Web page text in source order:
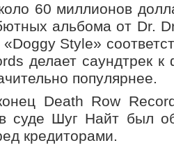
60 миллионов
альбома от Dr.
Style»
делает саундтрек
популярнее.
Death Row
суде Шуг Найт был
кредиторами.